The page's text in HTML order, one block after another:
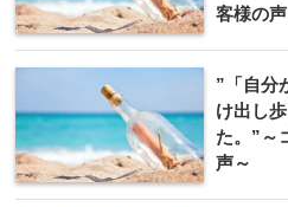
客様の
”「自分
け出し
た。”～
声～